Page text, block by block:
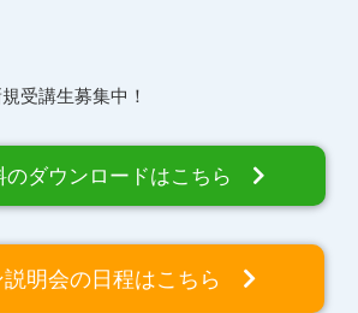
受講生募集中！
のダウンロードはこちら
明会の日程はこちら